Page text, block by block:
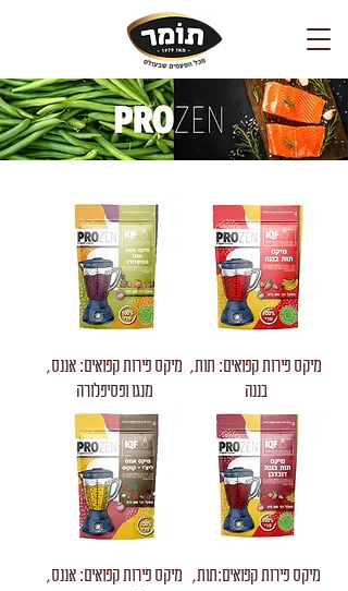
מיקס פירות קפואים: תות,
בננה
מיקס פירות קפואים: אננס,
מנגו ופסיפלורה
מיקס פירות קפואים:תות, מיקס פירות קפואים: אננס,